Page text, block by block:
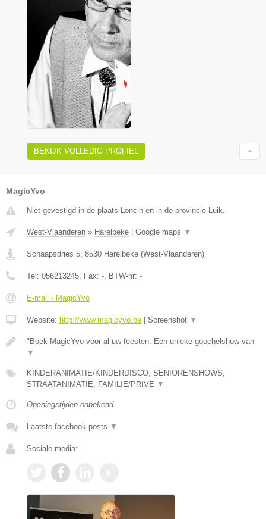
BEKIJK VOLLEDIG PROFIEL
MagicYvo
Niet gevestigd in de plaats Loncin en in de provincie Luik.
West-Vlaanderen » Harelbeke Google maps ▼
Schaapsdries 5, 8530 Harelbeke (West-Vlaanderen)
Tel: 056213245, Fax: -, BTW-nr: -
E-mail › MagicYvo
Website: http://www.magicyvo.be Screenshot ▼
"Boek MagicYvo voor al uw feesten. Een unieke goochelshow van
▼
KINDERANIMATIE/KINDERDISCO, SENIORENSHOWS,
STRAATANIMATIE, FAMILIE/PRIVE ▼
Openingstijden onbekend
Laatste facebook posts ▼
Sociale media: